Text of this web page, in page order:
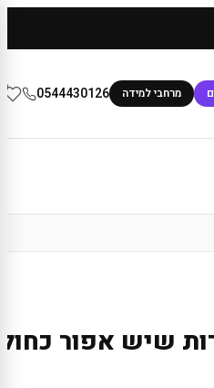
מרחבי למידה 0544430126
שיש אפור כחול